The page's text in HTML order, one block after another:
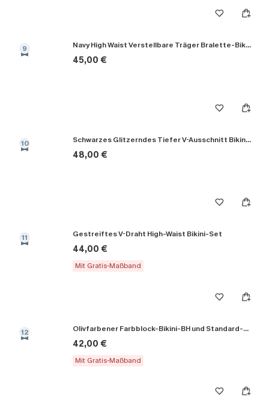
9 Navy High Waist Verstellbare Träger Bralette-Bikini-Set
45,00 €
10 Schwarzes Glitzerndes Tiefer V-Ausschnitt Bikini-Set
48,00 €
11 Gestreiftes V-Draht High-Waist Bikini-Set
44,00 €
Mit Gratis-Maßband
12 Olivfarbener Farbblock-Bikini-BH und Standard-Höschenset
42,00 €
Mit Gratis-Maßband